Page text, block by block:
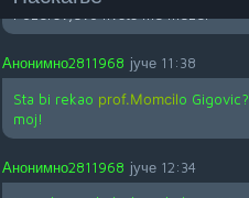
Анонимно2811968 јуче 11:38
Sta bi rekao prof.Momcilo
moj!
Анонимно2811968 јуче 12:34